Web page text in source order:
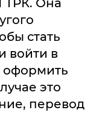
Она
стать
войти в
оформить
это
перевод